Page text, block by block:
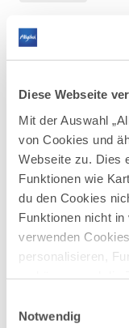
Diese Webseite
Mit der Auswahl
von Cookies und
Webseite zu. Dies
Funktionen wie
du den Cookies
Funktionen nicht
verwenden
personalisieren,
deiner
Notwendig
"Kräuter im
Landhaus
Mehr erfahren
Tauche ein in die
Kräuterbad!
Wirkung der